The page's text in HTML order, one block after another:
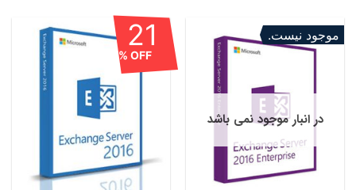
موجود نیست.
در انبار موجود نمی باشد
21
OFF %